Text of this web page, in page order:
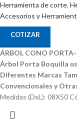
Herramienta de corte,
Accesorios y
COTIZAR
ÁRBOL CONO
Árbol Porta Boquilla
Diferentes Marcas
Convencionales y
Medidas (DxL): 08X50